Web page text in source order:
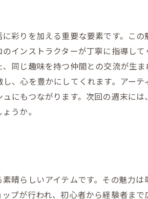
彩りを加える重要な要素です。この
インストラクターが丁寧に指導して
同じ趣味を持つ仲間との交流が生ま
、心を豊かにしてくれます。アーテ
にもつながります。次回の週末には
うか。
晴らしいアイテムです。その魅力は
プが行われ、初心者から経験者まで